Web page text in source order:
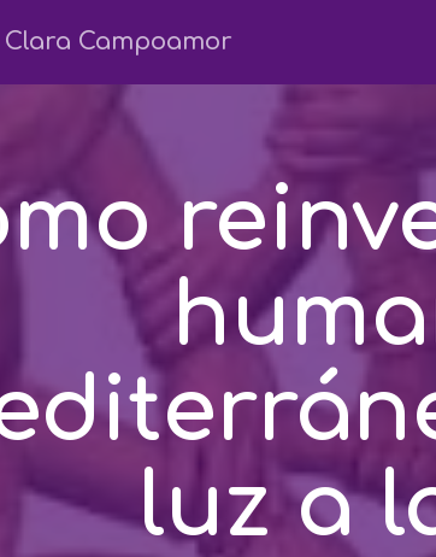
Campoamor
luz a